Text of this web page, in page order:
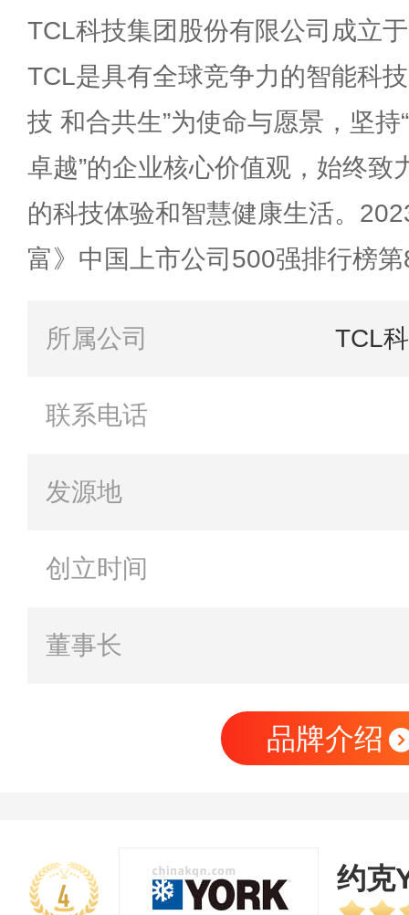
TCL科技集团股份有限公司成立
TCL是具有全球竞争力的智能科
技 和合共生”为使命与愿景，坚
卓越”的企业核心价值观，始终致
的科技体验和智慧健康生活。
富》中国上市公司500强排行榜
所属公司 TCL
联系电话
发源地
创立时间
董事长
品牌介绍
4 约克